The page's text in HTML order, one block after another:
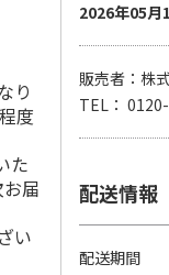
元＞博多ふく
【冷凍】北
り
度
た
届
い
2026年05月
販売者：株
TEL：
配送情報
配送期間